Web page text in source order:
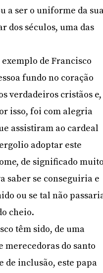
a ser o uniforme da
dos séculos, uma das
exemplo de Francisco
fundo no coração
verdadeiros cristãos e,
isso, foi com alegria
assistiram ao cardeal
adoptar este
de significado
saber se conseguiria e
ou se tal não
cheio.
têm sido, de uma
merecedoras do santo
de inclusão, este papa